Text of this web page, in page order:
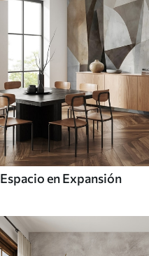
Espacio en Expansión